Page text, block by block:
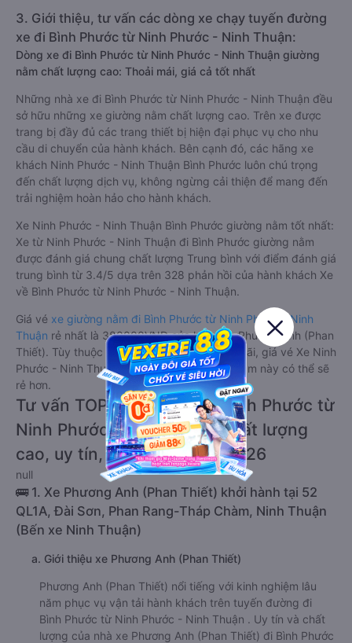
3. Giới thiệu, tư vấn các dòng xe chạy tuyến đường
xe đi Bình Phước từ Ninh Phước - Ninh Thuận:
Dòng xe đi Bình Phước từ Ninh Phước - Ninh Thuận giường
nằm chất lượng cao: Thoải mái, giá cả tốt nhất
Những nhà xe đi Bình Phước từ Ninh Phước - Ninh Thuận đều
sở hữu những xe giường nằm chất lượng cao. Trên xe được
trang bị đầy đủ các trang thiết bị hiện đại phục vụ cho nhu
cầu di chuyển của hành khách. Bên cạnh đó, các hãng xe
khách Ninh Phước - Ninh Thuận Bình Phước luôn chú trọng
đến chất lượng dịch vụ, không ngừng cải thiện để mang đến
trải nghiệm hoàn hảo cho hành khách.
Xe Ninh Phước - Ninh Thuận Bình Phước giường nằm tốt nhất:
Xe từ Ninh Phước - Ninh Thuận đi Bình Phước giường nằm
được đánh giá chung chất lượng Trung bình với điểm đánh giá
trung bình từ 3.4/5 dựa trên 328 phản hồi của hành khách Xe
về Bình Phước từ Ninh Phước - Ninh Thuận.
Giá vé xe giường nằm đi Bình Phước từ Ninh Phước - Ninh
Thuận rẻ nhất là 380000VND của hãng xe Phương Anh (Phan
Thiết). Tùy thuộc vào chương trình khuyến mãi, giá vé Xe Ninh
Phước - Ninh Thuận đi Bình Phước giường nằm này có thể sẽ
rẻ hơn.
Tư vấn TOP 1 xe khách đi Bình Phước từ
Ninh Phước - Ninh Thuận chất lượng
cao, uy tín, giá rẻ nhất 08/2026
null
🚌 1. Xe Phương Anh (Phan Thiết) khởi hành tại 52
QL1A, Đài Sơn, Phan Rang-Tháp Chàm, Ninh Thuận
(Bến xe Ninh Thuận)
a. Giới thiệu xe Phương Anh (Phan Thiết)
Phương Anh (Phan Thiết) nổi tiếng với kinh nghiệm lâu
năm phục vụ vận tải hành khách trên tuyến đường đi
Bình Phước từ Ninh Phước - Ninh Thuận . Uy tín và chất
lượng của nhà xe Phương Anh (Phan Thiết) đi Bình Phước